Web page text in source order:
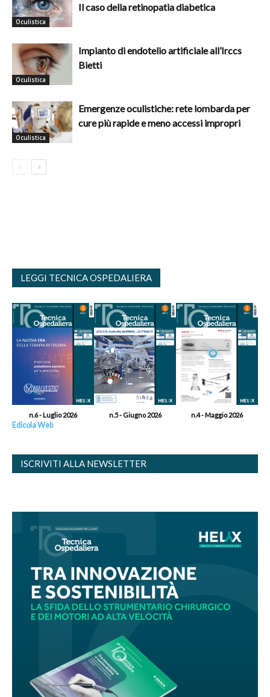
Oculistica
Il caso della retinopatia diabetica
Oculistica
Impianto di endotelio artificiale all’Irccs
Bietti
Oculistica
Emergenze oculistiche: rete lombarda per
cure più rapide e meno accessi impropri
LEGGI TECNICA OSPEDALIERA
n.6 - Luglio 2026 n.5 - Giugno 2026 n.4 - Maggio 2026
Edicola Web
ISCRIVITI ALLA NEWSLETTER